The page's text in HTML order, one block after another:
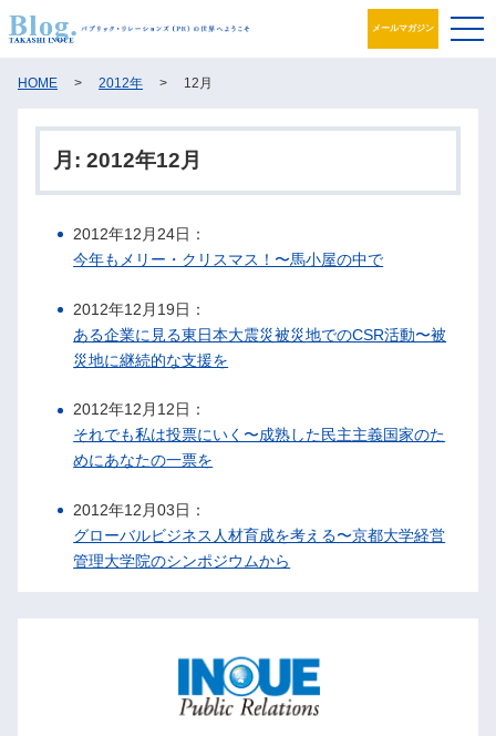
メールマガジン
ブログ
プロフィール
パブリック・リレーションズとは
アカデミック活動
HOME > 2012年 > 12月
月: 2012年12月
2012年12月24日：
今年もメリー・クリスマス！〜馬小屋の中で
2012年12月19日：
ある企業に見る東日本大震災被災地でのCSR活動〜被
災地に継続的な支援を
2012年12月12日：
それでも私は投票にいく〜成熟した民主主義国家のた
めにあなたの一票を
2012年12月03日：
グローバルビジネス人材育成を考える〜京都大学経営
管理大学院のシンポジウムから